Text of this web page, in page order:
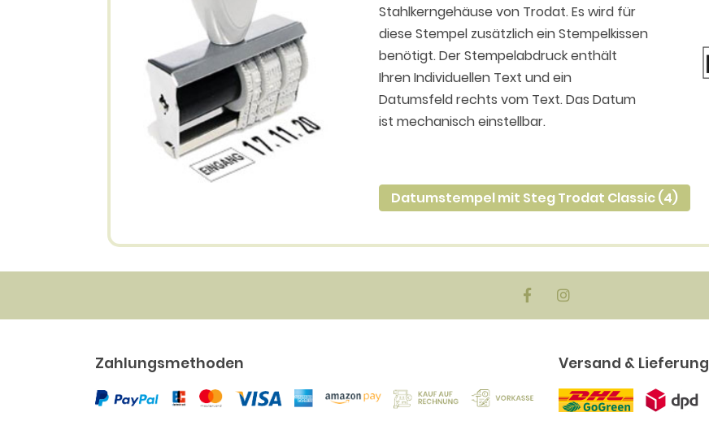
Stahlkerngehäuse von Trodat. Es wird für
diese Stempel zusätzlich ein Stempelkissen
benötigt. Der Stempelabdruck enthält
Ihren Individuellen Text und ein
Datumsfeld rechts vom Text. Das Datum
ist mechanisch einstellbar.
Datumstempel mit Steg Trodat Classic (4)
Zahlungsmethoden Versand & Lieferung